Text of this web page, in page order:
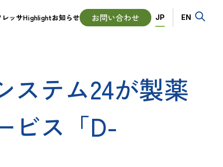
レッサHighlightお知らせ お問い合わせ Language
JP EN
ステム24が製薬
ビス「D-